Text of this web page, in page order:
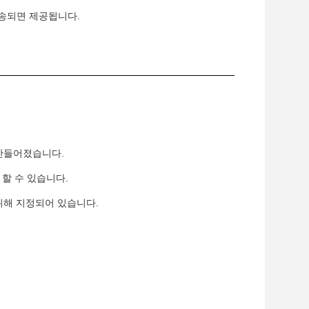
되면 제공됩니다.
어졌습니다.
수 있습니다.
지정되어 있습니다.